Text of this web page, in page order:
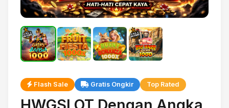
Flash Sale Gratis Ongkir Top Rated